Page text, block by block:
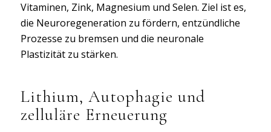
Vitaminen, Zink, Magnesium und Selen. Ziel ist es,
die Neuroregeneration zu fördern, entzündliche
Prozesse zu bremsen und die neuronale
Plastizität zu stärken.
Lithium, Autophagie und
zelluläre Erneuerung